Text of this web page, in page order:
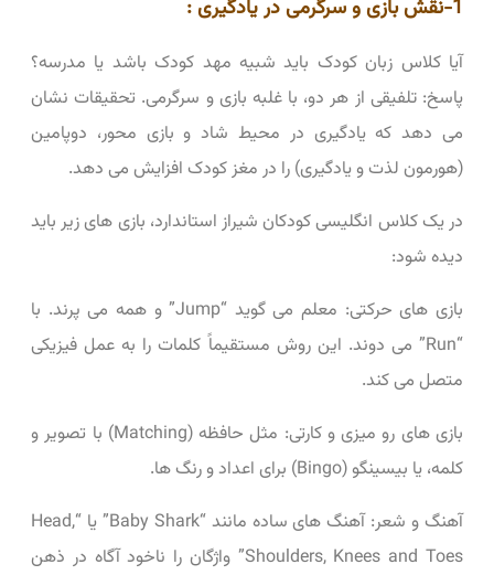
1-نقش بازی و سرگرمی در یادگیری :
آیا کلاس زبان کودک باید شبیه مهد کودک باشد یا مدرسه؟
پاسخ: تلفیقی از هر دو، با غلبه بازی و سرگرمی. تحقیقات نشان
می ‌دهد که یادگیری در محیط شاد و بازی ‌محور، دوپامین
(هورمون لذت و یادگیری) را در مغز کودک افزایش می ‌دهد.
در یک کلاس انگلیسی کودکان شیراز استاندارد، بازی‌ های زیر باید
دیده شود:
بازی ‌های حرکتی: معلم می ‌گوید “Jump” و همه می ‌پرند. با
“Run” می ‌دوند. این روش مستقیماً کلمات را به عمل فیزیکی
متصل می ‌کند.
بازی ‌های رو میزی و کارتی: مثل حافظه (Matching) با تصویر و
کلمه، یا بیسینگو (Bingo) برای اعداد و رنگ ‌ها.
آهنگ و شعر: آهنگ‌ های ساده مانند “Baby Shark” یا “Head,
Shoulders, Knees and Toes” واژگان را ناخود آگاه در ذهن